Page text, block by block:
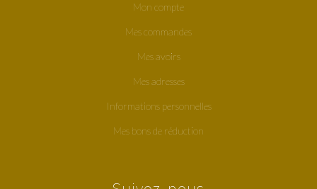
Mon compte
Mes commandes
Mes avoirs
Mes adresses
Informations personnelles
Mes bons de réduction